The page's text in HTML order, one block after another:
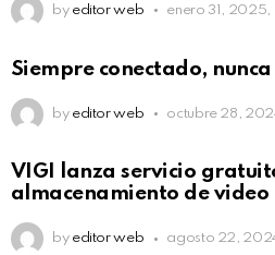
by editor web enero 31, 2025,
Siempre conectado,
by editor web octubre 28,
VIGI lanza servicio
almacenamiento de video
by editor web agosto 22,